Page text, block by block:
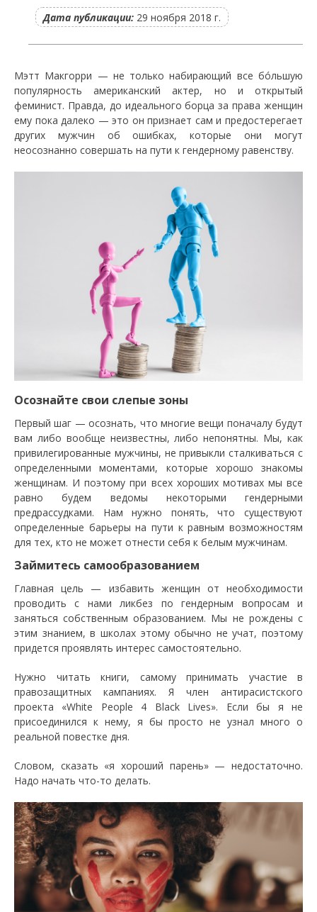
Дата публикации: 29 ноября 2018 г.
Мэтт Макгорри — не только набирающий все бóльшую
популярность американский актер, но и открытый
феминист. Правда, до идеального борца за права женщин
ему пока далеко — это он признает сам и предостерегает
других мужчин об ошибках, которые они могут
неосознанно совершать на пути к гендерному равенству.
Осознайте свои слепые зоны
Первый шаг — осознать, что многие вещи поначалу будут
вам либо вообще неизвестны, либо непонятны. Мы, как
привилегированные мужчины, не привыкли сталкиваться с
определенными моментами, которые хорошо знакомы
женщинам. И поэтому при всех хороших мотивах мы все
равно будем ведомы некоторыми гендерными
предрассудками. Нам нужно понять, что существуют
определенные барьеры на пути к равным возможностям
для тех, кто не может отнести себя к белым мужчинам.
Займитесь самообразованием
Главная цель — избавить женщин от необходимости
проводить с нами ликбез по гендерным вопросам и
заняться собственным образованием. Мы не рождены с
этим знанием, в школах этому обычно не учат, поэтому
придется проявлять интерес самостоятельно.
Нужно читать книги, самому принимать участие в
правозащитных кампаниях. Я член антирасистского
проекта «White People 4 Black Lives». Если бы я не
присоединился к нему, я бы просто не узнал много о
реальной повестке дня.
Словом, сказать «я хороший парень» — недостаточно.
Надо начать что-то делать.